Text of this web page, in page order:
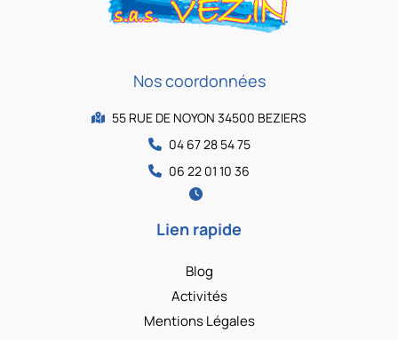
Nos coordonnées
55 RUE DE NOYON 34500 BEZIERS
04 67 28 54 75
06 22 01 10 36
Lien rapide
Blog
Activités
Mentions Légales